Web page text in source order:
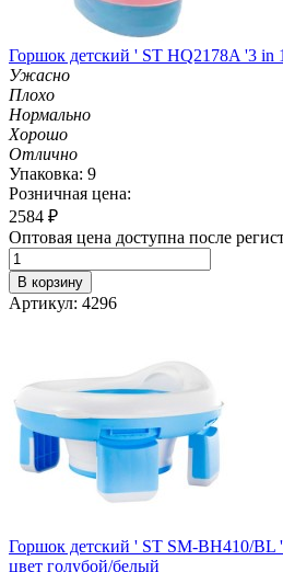
Горшок детский ' ST HQ2178A '3 in
Ужасно
Плохо
Нормально
Хорошо
Отлично
Упаковка: 9
Розничная цена:
2584 ₽
Оптовая цена доступна после
В корзину
Артикул: 4296
Горшок детский ' ST SM-BH410/
цвет голубой/белый